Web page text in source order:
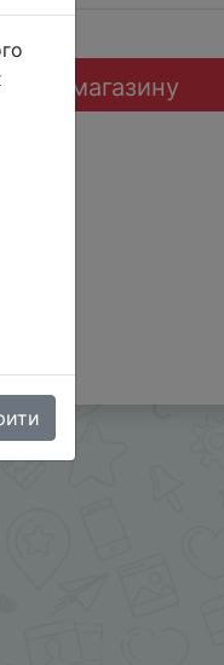
до магазину